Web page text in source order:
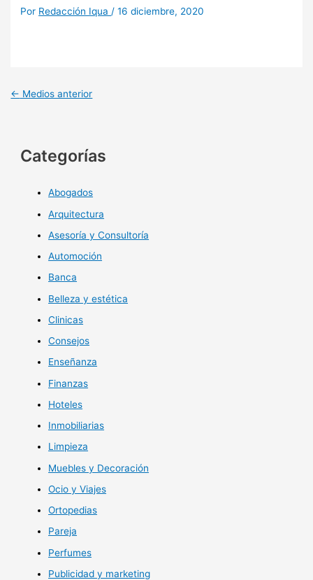
Por Redacción Iqua /16 diciembre, 2020
← Medios anterior
Categorías
Abogados
Arquitectura
Asesoría y Consultoría
Automoción
Banca
Belleza y estética
Clinicas
Consejos
Enseñanza
Finanzas
Hoteles
Inmobiliarias
Limpieza
Muebles y Decoración
Ocio y Viajes
Ortopedias
Pareja
Perfumes
Publicidad y marketing